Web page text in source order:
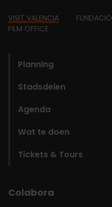
Footer
VISIT VALENCIA FUNDACIÓ
FILM OFFICE
Planning
Stadsdelen
Agenda
Wat te doen
Tickets & Tours
Colabora